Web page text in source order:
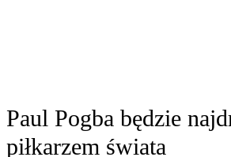
Paul Pogba będzie
piłkarzem świata